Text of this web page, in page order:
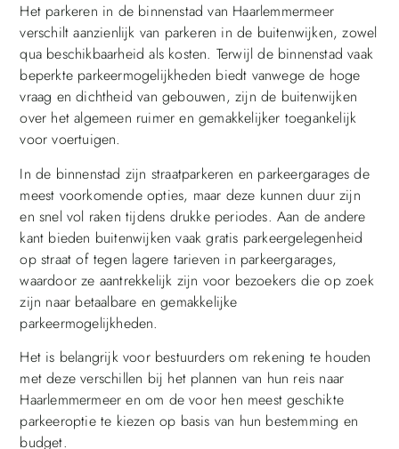
Het parkeren in de binnenstad van Haarlemmermeer
verschilt aanzienlijk van parkeren in de buitenwijken, zowel
qua beschikbaarheid als kosten. Terwijl de binnenstad vaak
beperkte parkeermogelijkheden biedt vanwege de hoge
vraag en dichtheid van gebouwen, zijn de buitenwijken
over het algemeen ruimer en gemakkelijker toegankelijk
voor voertuigen.
In de binnenstad zijn straatparkeren en parkeergarages de
meest voorkomende opties, maar deze kunnen duur zijn
en snel vol raken tijdens drukke periodes. Aan de andere
kant bieden buitenwijken vaak gratis parkeergelegenheid
op straat of tegen lagere tarieven in parkeergarages,
waardoor ze aantrekkelijk zijn voor bezoekers die op zoek
zijn naar betaalbare en gemakkelijke
parkeermogelijkheden.
Het is belangrijk voor bestuurders om rekening te houden
met deze verschillen bij het plannen van hun reis naar
Haarlemmermeer en om de voor hen meest geschikte
parkeeroptie te kiezen op basis van hun bestemming en
budget.